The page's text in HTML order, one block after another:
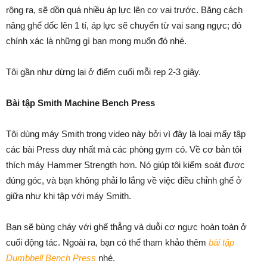
rộng ra, sẽ dồn quá nhiều áp lực lên cơ vai trước. Băng cách
nâng ghế dốc lên 1 tí, áp lực sẽ chuyển từ vai sang ngực; đó
chính xác là những gì bạn mong muốn đó nhé.
Tôi gần như dừng lại ở điểm cuối mỗi rep 2-3 giây.
Bài tập Smith Machine Bench Press
Tôi dùng máy Smith trong video này bởi vì đây là loại mấy tập
các bài Press duy nhất mà các phòng gym có. Về cơ bản tôi
thích máy Hammer Strength hơn. Nó giúp tôi kiểm soát được
đúng góc, và bạn không phải lo lắng về việc điều chỉnh ghế ở
giữa như khi tập với máy Smith.
Bạn sẽ bùng cháy với ghế thẳng và duỗi cơ ngực hoàn toàn ở
cuối động tác. Ngoài ra, bạn có thể tham khảo thêm bài tập
Dumbbell Bench Press nhé.